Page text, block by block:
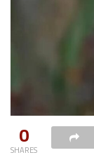
0
SHARES